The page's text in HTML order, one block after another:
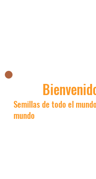
Semillas de todo el
mundo